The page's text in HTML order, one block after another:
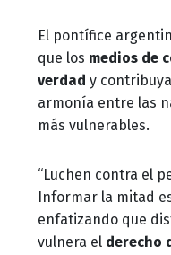
El pontífice
que los medios de
verdad y
armonía entre las
más vulnerables.
“Luchen contra el
Informar la mitad
enfatizando que
vulnera el derecho